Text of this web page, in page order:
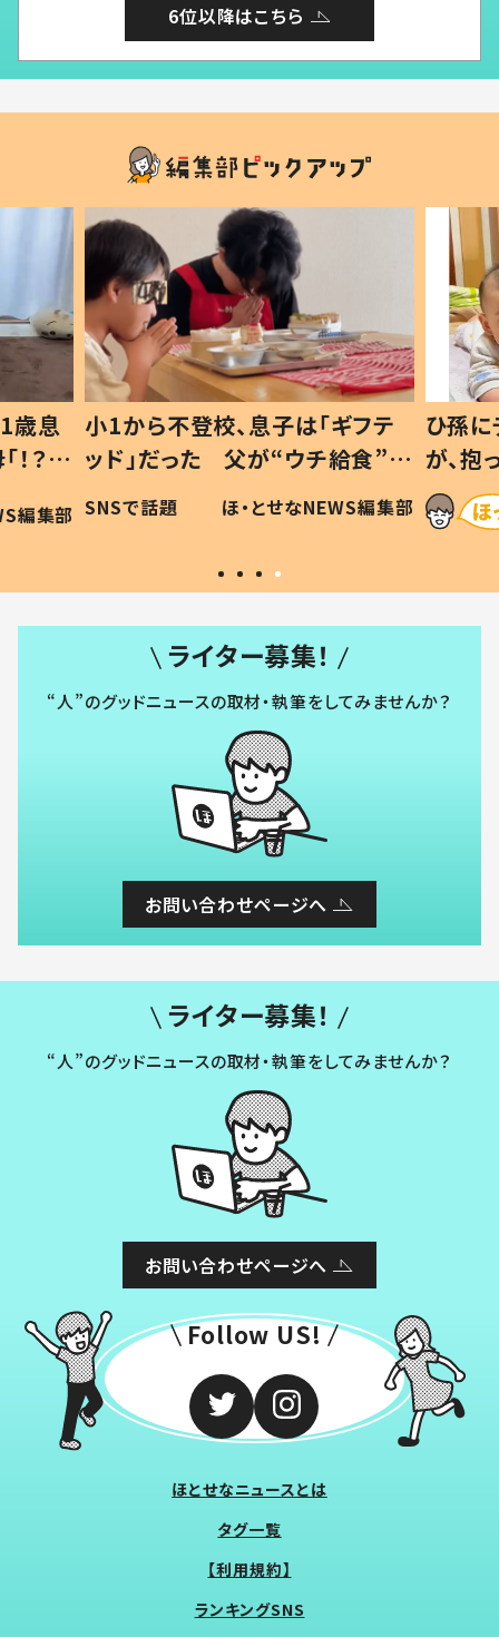
6位以降はこちら
歳息
？」
編集部
小1から不登校、息子は「ギフテ
ッド」だった 父が“ウチ給食”を
作り続ける理由とは #令和の親
#令和の子
SNSで話題 ほ・とせなNEWS編集部
ひ孫
が、
「涙が
い」
ライター募集！
“人”のグッドニュースの取材・執筆をしてみませんか？
お問い合わせページへ
ライター募集！
“人”のグッドニュースの取材・執筆をしてみませんか？
お問い合わせページへ
Follow US!
ほとせなニュースとは
タグ一覧
【利用規約】
ランキングSNS